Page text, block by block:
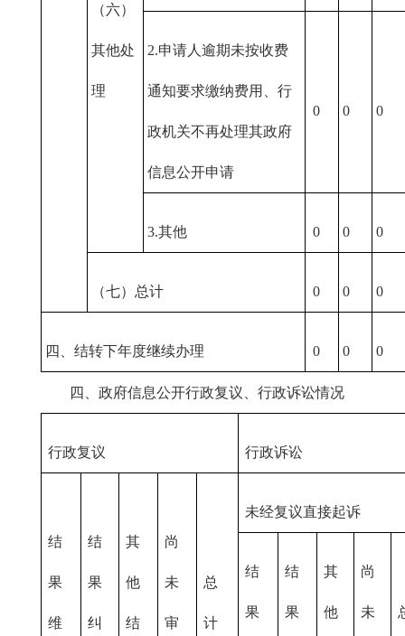
（六）
其他处
理
2.申请人逾期未按收费
通知要求缴纳费用、行
政机关不再处理其政府
信息公开申请
0 0 0
3.其他 0 0 0
（七）总计 0 0 0
四、结转下年度继续办理 0 0 0
四、政府信息公开行政复议、行政诉讼情况
行政复议 行政诉讼
结
果
维
结
果
纠
其
他
结
尚
未
审
总
计
未经复议直接起诉
结
果
结
果
其
他
尚
未